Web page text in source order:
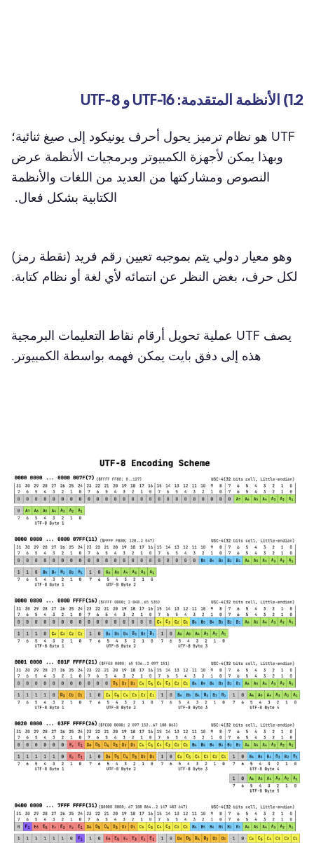
1.2) الأنظمة المتقدمة: UTF-16 و UTF-8
UTF هو نظام ترميز يحول أحرف يونيكود إلى صيغ ثنائية؛
وبهذا يمكن لأجهزة الكمبيوتر وبرمجيات الأنظمة عرض
النصوص ومشاركتها من العديد من اللغات والأنظمة
الكتابية بشكل فعال.
وهو معيار دولي يتم بموجبه تعيين رقم فريد (نقطة رمز)
لكل حرف، بغض النظر عن انتمائه لأي لغة أو نظام كتابة.
يصف UTF عملية تحويل أرقام نقاط التعليمات البرمجية
هذه إلى دفق بايت يمكن فهمه بواسطة الكمبيوتر.